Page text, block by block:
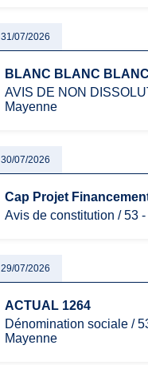
31/07/2026
BLANC BLANC BLANC
AVIS DE NON
Mayenne
30/07/2026
Cap Projet
Avis de constitution / 53
29/07/2026
ACTUAL 1264
Dénomination sociale /
Mayenne